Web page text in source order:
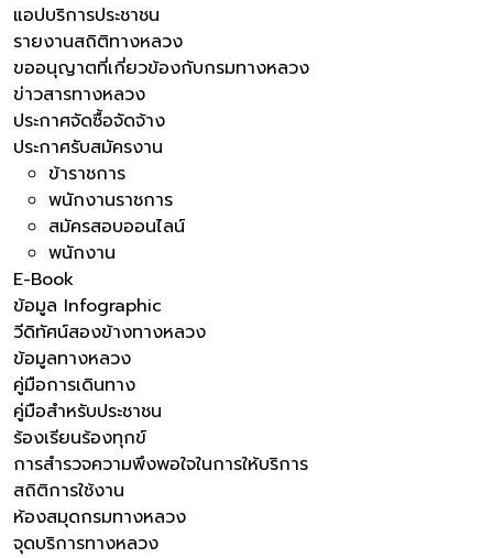
แอปบริการประชาชน
รายงานสถิติทางหลวง
ขออนุญาตที่เกี่ยวข้องกับกรมทางหลวง
ข่าวสารทางหลวง
ประกาศจัดซื้อจัดจ้าง
ประกาศรับสมัครงาน
ข้าราชการ
พนักงานราชการ
สมัครสอบออนไลน์
พนักงาน
E-Book
ข้อมูล Infographic
วีดิทัศน์สองข้างทางหลวง
ข้อมูลทางหลวง
คู่มือการเดินทาง
คู่มือสำหรับประชาชน
ร้องเรียนร้องทุกข์
การสำรวจความพึงพอใจในการให้บริการ
สถิติการใช้งาน
ห้องสมุดกรมทางหลวง
จุดบริการทางหลวง